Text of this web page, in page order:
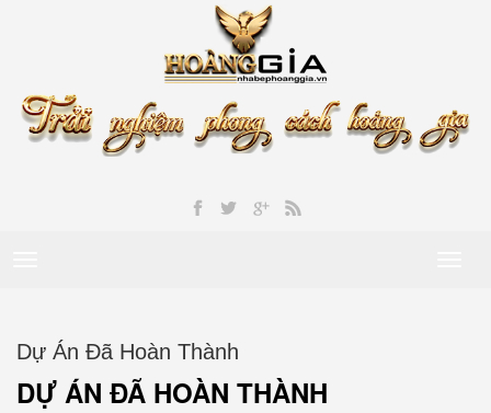
Dự Án Đã Hoàn Thành
DỰ ÁN ĐÃ HOÀN THÀNH